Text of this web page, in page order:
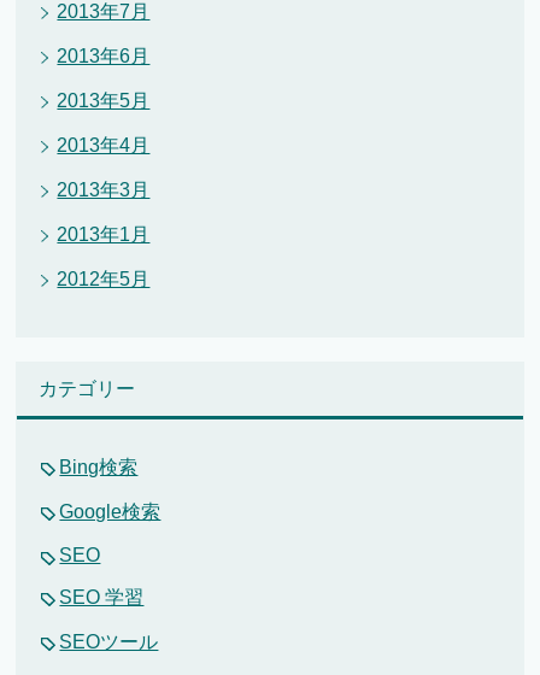
2013年7月
2013年6月
2013年5月
2013年4月
2013年3月
2013年1月
2012年5月
カテゴリー
Bing検索
Google検索
SEO
SEO 学習
SEOツール